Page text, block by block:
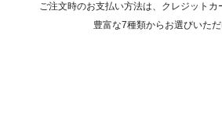
ご注文時のお支払い方法は、クレジットカ
豊富な7種類からお選びいただ